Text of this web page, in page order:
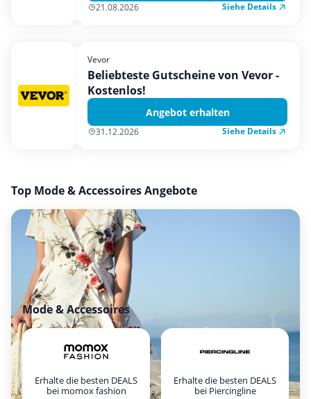
21.08.2026 Siehe Details
Vevor
Beliebteste Gutscheine von Vevor -
Kostenlos!
Angebot erhalten
31.12.2026 Siehe Details
Top Mode & Accessoires Angebote
Mode & Accessoires
Erhalte die besten DEALS
bei momox fashion
Erhalte die besten DEALS
bei Piercingline